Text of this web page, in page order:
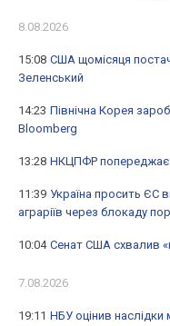
8.08.2026
15:08 США щомісяця
Зеленський
14:23 Північна Корея
Bloomberg
13:28 НКЦПФР попереджає
11:39 Україна просить ЄС
аграріїв через блокаду
10:04 Сенат США схвалив
7.08.2026
19:11 НБУ оцінив наслідки